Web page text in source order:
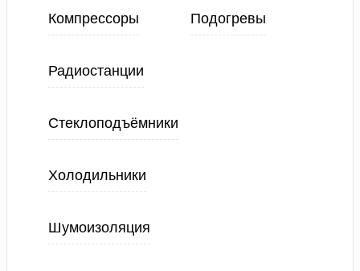
Компрессоры Подогревы
Радиостанции
Стеклоподъёмники
Холодильники
Шумоизоляция